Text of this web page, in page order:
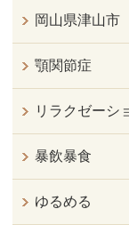
岡山県津山市
顎関節症
リラクゼーシ
暴飲暴食
ゆるめる